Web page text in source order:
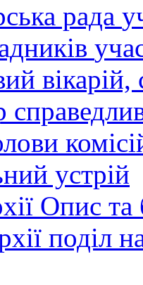
рада
вікарій,
устрій
Опис та
поділ